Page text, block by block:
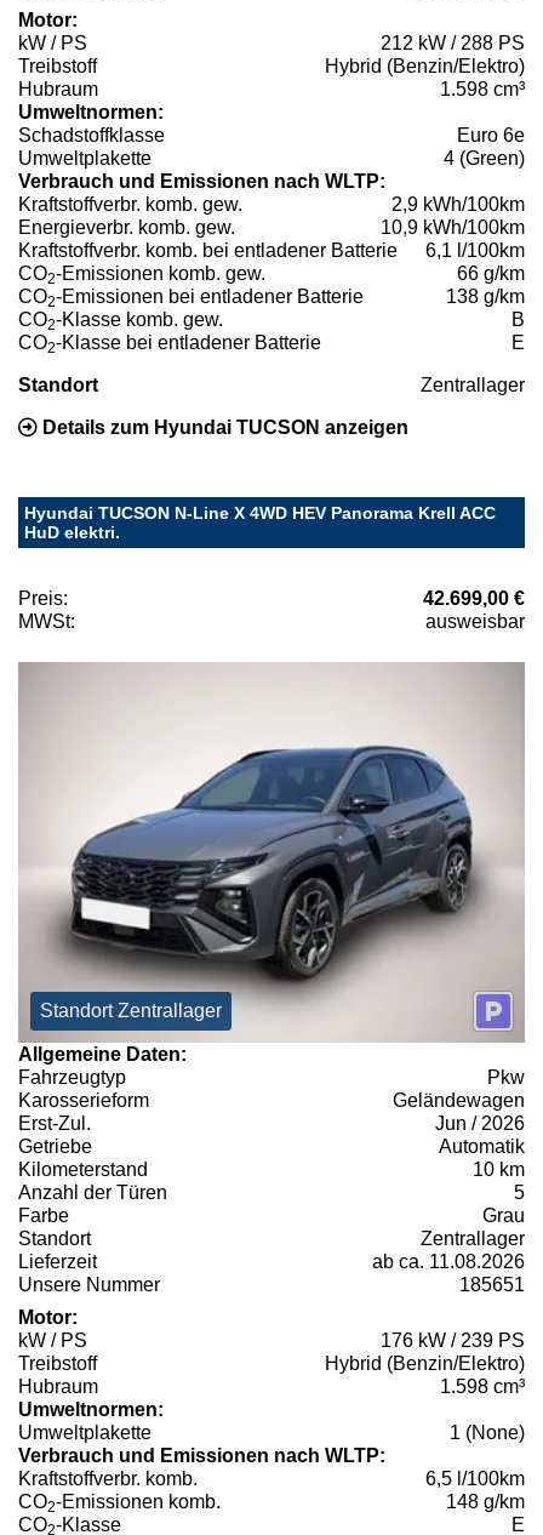
Motor:
kW / PS
212 kW / 288 PS
Treibstoff
Hybrid (Benzin/Elektro)
Hubraum
1.598 cm³
Umweltnormen:
Schadstoffklasse
Euro 6e
Umweltplakette
4 (Green)
Verbrauch und Emissionen nach WLTP:
Kraftstoffverbr. komb. gew.
2,9 kWh/100km
Energieverbr. komb. gew.
10,9 kWh/100km
Kraftstoffverbr. komb. bei entladener Batterie
6,1 l/100km
CO2-Emissionen komb. gew.
66 g/km
CO2-Emissionen bei entladener Batterie
138 g/km
CO2-Klasse komb. gew.
B
CO2-Klasse bei entladener Batterie E
Standort Zentrallager
Details zum Hyundai TUCSON anzeigen
Hyundai TUCSON N-Line X 4WD HEV Panorama Krell ACC
HuD elektri.
Preis:
42.699,00 €
MWSt:
ausweisbar
Standort Zentrallager
Allgemeine Daten:
Fahrzeugtyp
Pkw
Karosserieform
Geländewagen
Erst-Zul.
Jun / 2026
Getriebe
Automatik
Kilometerstand
10 km
Anzahl der Türen
5
Farbe
Grau
Standort
Zentrallager
Lieferzeit
ab ca. 11.08.2026
Unsere Nummer
185651
Motor:
kW / PS
176 kW / 239 PS
Treibstoff
Hybrid (Benzin/Elektro)
Hubraum
1.598 cm³
Umweltnormen:
Umweltplakette
1 (None)
Verbrauch und Emissionen nach WLTP:
Kraftstoffverbr. komb.
6,5 l/100km
CO2-Emissionen komb.
148 g/km
CO2-Klasse E